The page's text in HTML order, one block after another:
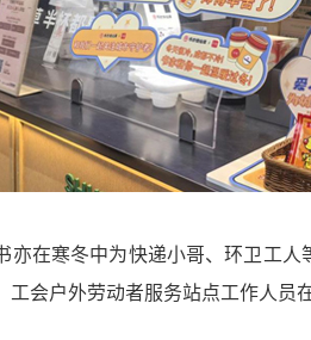
在寒冬中为快递小哥、环卫工
会户外劳动者服务站点工作人员